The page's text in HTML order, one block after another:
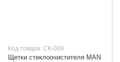
Код товара: СК-009
Щетки стеклоочистителя MAN